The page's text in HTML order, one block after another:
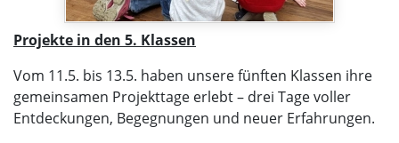
Projekte in den 5. Klassen
Vom 11.5. bis 13.5. haben unsere fünften Klassen ihre
gemeinsamen Projekttage erlebt – drei Tage voller
Entdeckungen, Begegnungen und neuer Erfahrungen.